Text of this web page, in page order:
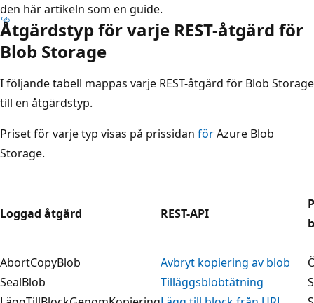
den här artikeln som en guide.
Åtgärdstyp för varje REST-åtgärd för
Blob Storage
I följande tabell mappas varje REST-åtgärd för Blob Storage
till en åtgärdstyp.
Priset för varje typ visas på prissidan förAzure Blob
Storage.
Loggad åtgärd REST-API
AbortCopyBlob Avbryt kopiering av blob
SealBlob
Tilläggsblobtätning